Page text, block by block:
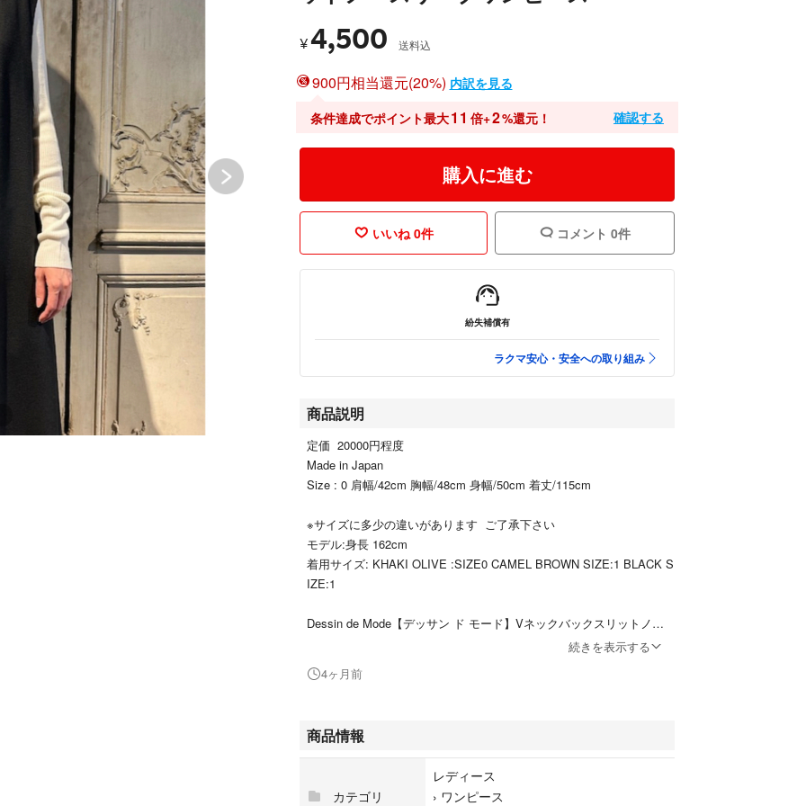
¥4,500 送料込
900円相当還元(20%) 内訳を見る
条件達成でポイント最大11 倍+2%還元！ 確認する
購入に進む
いいね 0件 コメント 0件
紛失補償有
ラクマ安心・安全への取り組み
商品説明
定価 20000円程度
Made in Japan
Size : 0 肩幅/42cm 胸幅/48cm 身幅/50cm 着丈/115cm
※サイズに多少の違いがあります ご了承下さい
モデル:身長 162cm
着用サイズ: KHAKI OLIVE :SIZE0 CAMEL BROWN SIZE:1 BLACK S
IZE:1
Dessin de Mode【デッサン ド モード】Vネックバックスリットノー
スリーブワンピースは、フロントとバックに深いスリットがあるのが
シュなレイヤードスタイルを楽しむことができます。
カラー···ネイビー
続きを表示する
4ヶ月前
商品情報
カテゴリ
レディース
› ワンピース